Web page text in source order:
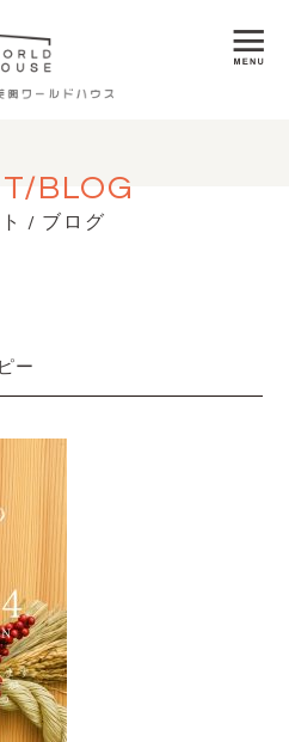
BLOG
/ ブログ
ー